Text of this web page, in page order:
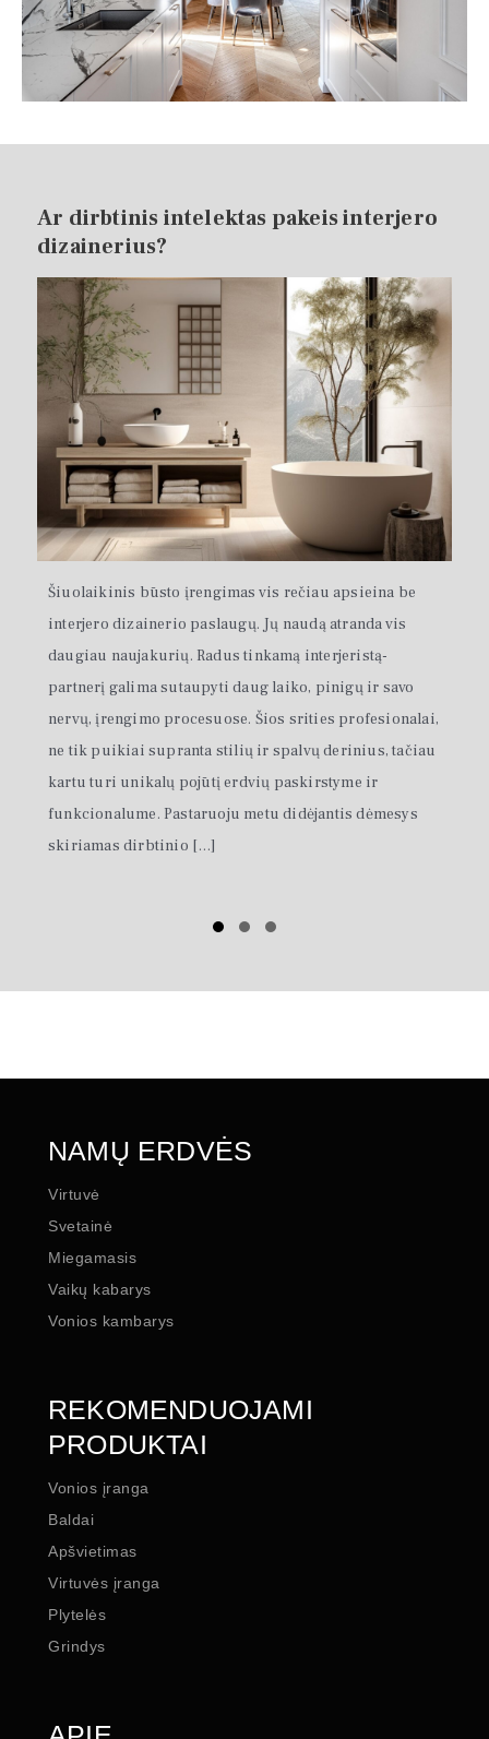
Ar dirbtinis intelektas pakeis interjero
dizainerius?
Šiuolaikinis būsto įrengimas vis rečiau apsieina be
interjero dizainerio paslaugų. Jų naudą atranda vis
daugiau naujakurių. Radus tinkamą interjeristą-
partnerį galima sutaupyti daug laiko, pinigų ir savo
nervų, įrengimo procesuose. Šios srities profesionalai,
ne tik puikiai supranta stilių ir spalvų derinius, tačiau
kartu turi unikalų pojūtį erdvių paskirstyme ir
funkcionalume. Pastaruoju metu didėjantis dėmesys
skiriamas dirbtinio […]
NAMŲ ERDVĖS
Virtuvė
Svetainė
Miegamasis
Vaikų kabarys
Vonios kambarys
REKOMENDUOJAMI
PRODUKTAI
Vonios įranga
Baldai
Apšvietimas
Virtuvės įranga
Plytelės
Grindys